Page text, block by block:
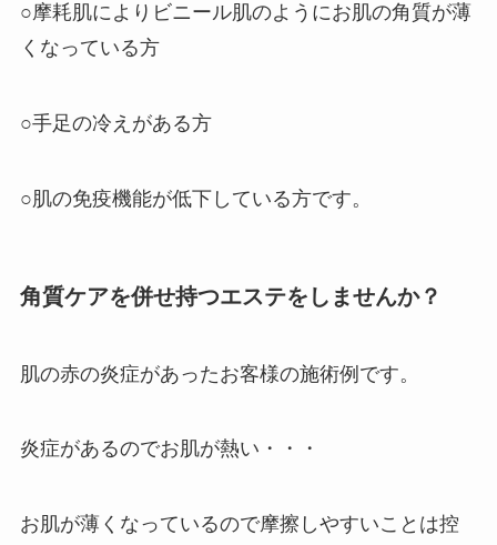
○摩耗肌によりビニール肌のようにお肌の角質が薄
くなっている方
○手足の冷えがある方
○肌の免疫機能が低下している方です。
角質ケアを併せ持つエステをしませんか？
肌の赤の炎症があったお客様の施術例です。
炎症があるのでお肌が熱い・・・
お肌が薄くなっているので摩擦しやすいことは控